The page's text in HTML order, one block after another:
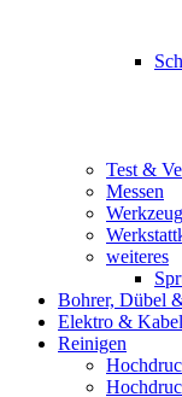
Test &
Messen
weiteres
Bohrer, Dübel
Elektro & Kabel
Reinigen